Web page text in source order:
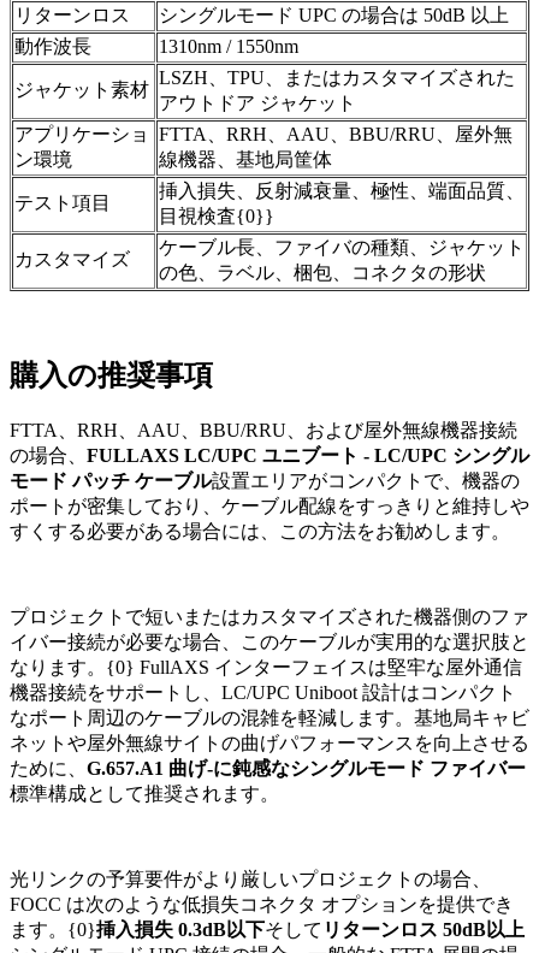
リターンロス
シングルモード UPC の場合は 50dB 以上
動作波長
1310nm / 1550nm
ジャケット素材
LSZH、TPU、またはカスタマイズされた
アウトドア ジャケット
アプリケーショ
ン環境
FTTA、RRH、AAU、BBU/RRU、屋外無
線機器、基地局筐体
テスト項目
挿入損失、反射減衰量、極性、端面品質、
目視検査{0}}
カスタマイズ
ケーブル長、ファイバの種類、ジャケット
の色、ラベル、梱包、コネクタの形状
購入の推奨事項
FTTA、RRH、AAU、BBU/RRU、および屋外無線機器接続
の場合、 FULLAXS LC/UPC ユニブート - LC/UPC シングル
モード パッチ ケーブル設置エリアがコンパクトで、機器の
ポートが密集しており、ケーブル配線をすっきりと維持しや
すくする必要がある場合には、この方法をお勧めします。
プロジェクトで短いまたはカスタマイズされた機器側のファ
イバー接続が必要な場合、このケーブルが実用的な選択肢と
なります。{0} FullAXS インターフェイスは堅牢な屋外通信
機器接続をサポートし、LC/UPC Uniboot 設計はコンパクト
なポート周辺のケーブルの混雑を軽減します。基地局キャビ
ネットや屋外無線サイトの曲げパフォーマンスを向上させる
ために、 G.657.A1 曲げ-に鈍感なシングルモード ファイバー
標準構成として推奨されます。
光リンクの予算要件がより厳しいプロジェクトの場合、
FOCC は次のような低損失コネクタ オプションを提供でき
ます。{0}挿入損失 0.3dB以下そして リターンロス 50dB以上